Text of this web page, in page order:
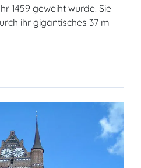
1459 geweiht wurde. Sie
ihr gigantisches 37 m